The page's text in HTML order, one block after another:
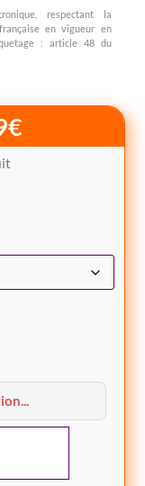
respectant la
en vigueur en
: article 48 du
€Plage
de